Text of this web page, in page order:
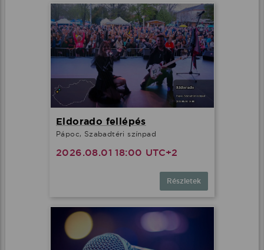
Eldorado fellépés
Pápoc, Szabadtéri színpad
2026.08.01 18:00 UTC+2
Részletek